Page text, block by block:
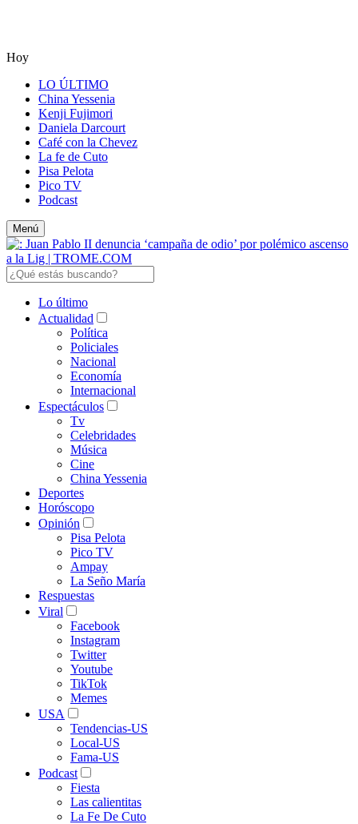
Hoy
LO ÚLTIMO
China Yessenia
Kenji Fujimori
Daniela Darcourt
Café con la Chevez
La fe de Cuto
Pisa Pelota
Pico TV
Podcast
Menú
Lo último
Actualidad
Política
Policiales
Nacional
Economía
Internacional
Espectáculos
Tv
Celebridades
Música
Cine
China Yessenia
Deportes
Horóscopo
Opinión
Pisa Pelota
Pico TV
Ampay
La Seño María
Respuestas
Viral
Facebook
Instagram
Twitter
Youtube
TikTok
Memes
USA
Tendencias-US
Local-US
Fama-US
Podcast
Fiesta
Las calientitas
La Fe De Cuto